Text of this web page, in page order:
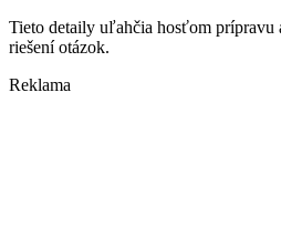
Tieto detaily uľahčia hosťom prípravu
riešení otázok.
Reklama